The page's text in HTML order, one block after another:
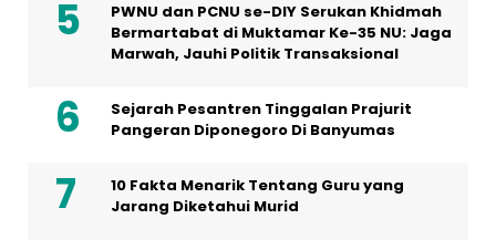
PWNU dan PCNU se-DIY Serukan Khidmah
Bermartabat di Muktamar Ke-35 NU: Jaga
Marwah, Jauhi Politik Transaksional
Sejarah Pesantren Tinggalan Prajurit
Pangeran Diponegoro Di Banyumas
10 Fakta Menarik Tentang Guru yang
Jarang Diketahui Murid